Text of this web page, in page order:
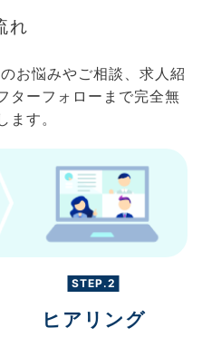
れ
お悩みやご相談、求人紹
ターフォローまで完全無
す。
STEP.2
ヒアリング